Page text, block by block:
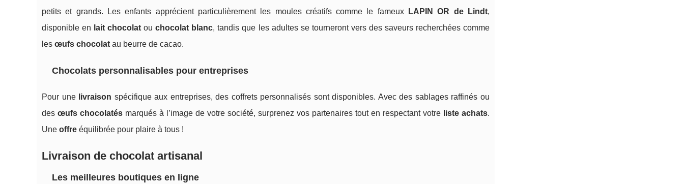
petits et grands. Les enfants apprécient particulièrement les moules créatifs comme le fameux
LAPIN OR de Lindt,
disponible en lait chocolat ouchocolat blanc, tandis que les adultes se tourneront vers des saveurs recherchées comme
les œufs chocolat au beurre de cacao.
Chocolats personnalisables pour entreprises
Pour une livraison spécifique aux entreprises, des coffrets personnalisés sont disponibles. Avec des sablages raffinés ou
des œufs chocolatés marqués à l’image de votre société, surprenez vos partenaires tout en respectant votre liste achats.
Une offre équilibrée pour plaire à tous !
Livraison de chocolat artisanal
Les meilleures boutiques en ligne